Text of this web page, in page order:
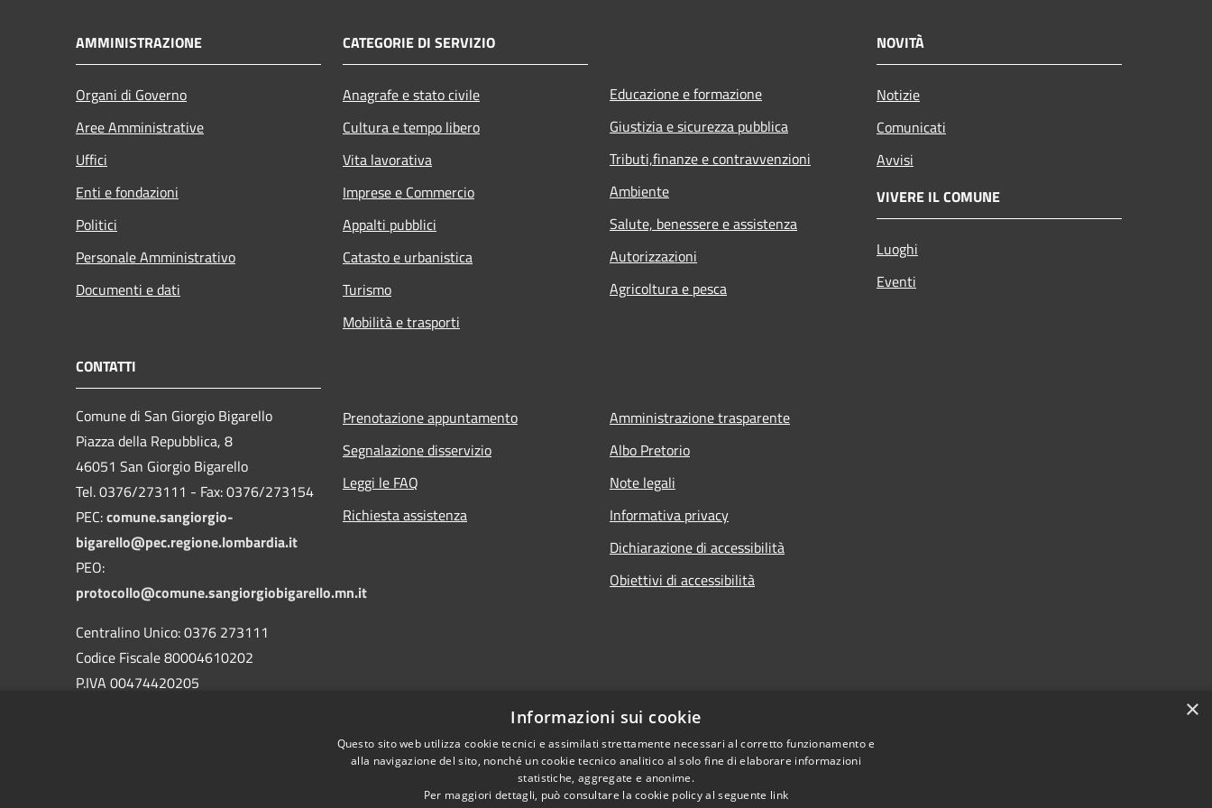
AMMINISTRAZIONE
Organi di Governo
Aree Amministrative
Uffici
Enti e fondazioni
Politici
Personale Amministrativo
Documenti e dati
CATEGORIE DI SERVIZIO
Anagrafe e stato civile
Cultura e tempo libero
Vita lavorativa
Imprese e Commercio
Appalti pubblici
Catasto e urbanistica
Turismo
Mobilità e trasporti
Educazione e formazione
Giustizia e sicurezza pubblica
Tributi,finanze e contravvenzioni
Ambiente
Salute, benessere e assistenza
Autorizzazioni
Agricoltura e pesca
NOVITÀ
Notizie
Comunicati
Avvisi
VIVERE IL COMUNE
Luoghi
Eventi
CONTATTI
Comune di San Giorgio Bigarello
Piazza della Repubblica, 8
46051 San Giorgio Bigarello
Tel. 0376/273111 - Fax: 0376/273154
PEC:comune.sangiorgio-
bigarello@pec.regione.lombardia.it
PEO:
protocollo@comune.sangiorgiobigarello.mn.it
Centralino Unico: 0376 273111
Codice Fiscale 80004610202
P.IVA 00474420205
Prenotazione appuntamento
Segnalazione disservizio
Leggi le FAQ
Richiesta assistenza
Amministrazione trasparente
Albo Pretorio
Note legali
Informativa privacy
Dichiarazione di accessibilità
Obiettivi di accessibilità
×
Informazioni sui cookie
Questo sito web utilizza cookie tecnici e assimilati strettamente necessari al corretto funzionamento e
alla navigazione del sito, nonché un cookie tecnico analitico al solo fine di elaborare informazioni
statistiche, aggregate e anonime.
Per maggiori dettagli, può consultare la cookie policy al seguente link